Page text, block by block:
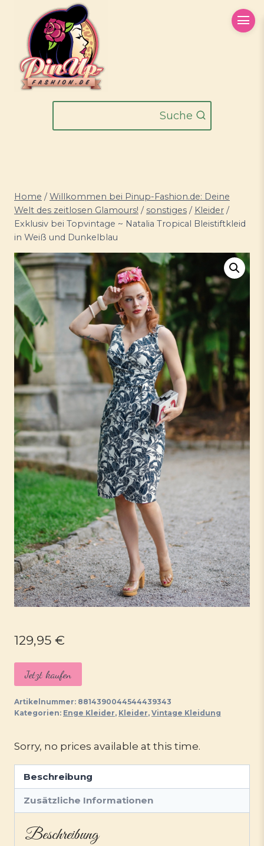
springen
Suche
Home / Willkommen bei Pinup-Fashion.de: Deine
Welt des zeitlosen Glamours! / sonstiges / Kleider /
Exklusiv bei Topvintage ~ Natalia Tropical Bleistiftkleid
in Weiß und Dunkelblau
129,95 €
Jetzt kaufen
Artikelnummer: 8814390044544439343
Kategorien: Enge Kleider, Kleider, Vintage Kleidung
Sorry, no prices available at this time.
Beschreibung
Zusätzliche Informationen
Beschreibung